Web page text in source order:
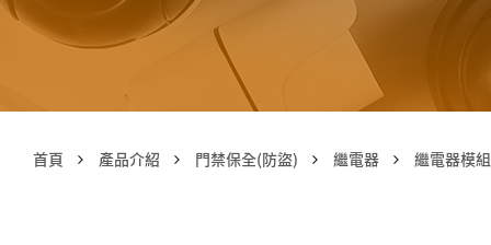
首頁 產品介紹 門禁保全(防盜) 繼電器 繼電器模組